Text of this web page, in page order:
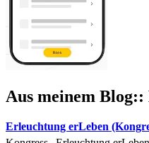
Aus meinem
Erleuchtung erLeben